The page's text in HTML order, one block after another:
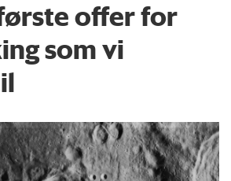
offer for
som vi